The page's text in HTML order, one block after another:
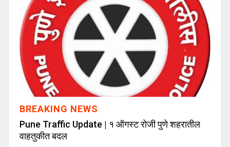
BREAKING NEWS
Pune Traffic Update | १ ऑगस्ट रोजी पुणे शहरातील
वाहतुकीत बदल